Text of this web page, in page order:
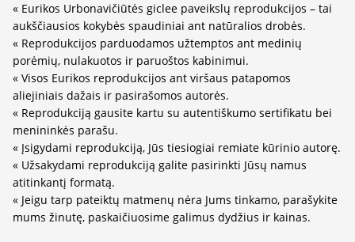
« Eurikos Urbonavičiūtės giclee paveikslų reprodukcijos – tai
aukščiausios kokybės spaudiniai ant natūralios drobės.
« Reprodukcijos parduodamos užtemptos ant medinių
porėmių, nulakuotos ir paruoštos kabinimui.
« Visos Eurikos reprodukcijos ant viršaus patapomos
aliejiniais dažais ir pasirašomos autorės.
« Reprodukciją gausite kartu su autentiškumo sertifikatu bei
menininkės parašu.
« Įsigydami reprodukciją, Jūs tiesiogiai remiate kūrinio autorę.
« Užsakydami reprodukciją galite pasirinkti Jūsų namus
atitinkantį formatą.
« Jeigu tarp pateiktų matmenų nėra Jums tinkamo, parašykite
mums žinutę, paskaičiuosime galimus dydžius ir kainas.